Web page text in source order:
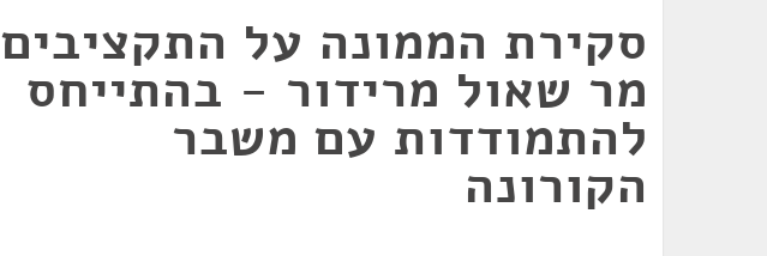
סקירת הממונה על התקציבים
מר שאול מרידור - בהתייחס
להתמודדות עם משבר
הקורונה